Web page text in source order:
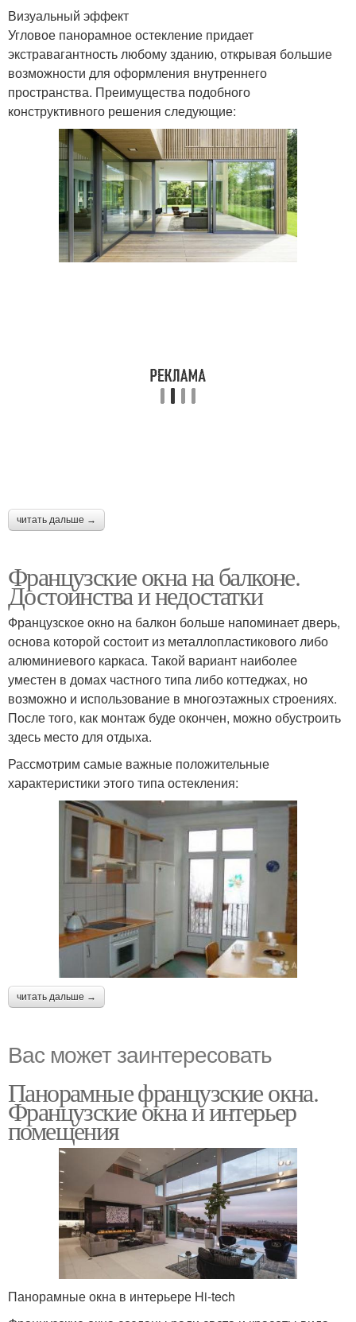
Визуальный эффект
Угловое панорамное остекление придает
экстравагантность любому зданию, открывая большие
возможности для оформления внутреннего
пространства. Преимущества подобного
конструктивного решения следующие:
читать дальше →
Французские окна на балконе.
Достоинства и недостатки
Французское окно на балкон больше напоминает дверь,
основа которой состоит из металлопластикового либо
алюминиевого каркаса. Такой вариант наиболее
уместен в домах частного типа либо коттеджах, но
возможно и использование в многоэтажных строениях.
После того, как монтаж буде окончен, можно обустроить
здесь место для отдыха.
Рассмотрим самые важные положительные
характеристики этого типа остекления:
читать дальше →
Вас может заинтересовать
Панорамные французские окна.
Французские окна и интерьер
помещения
Панорамные окна в интерьере Hi-tech